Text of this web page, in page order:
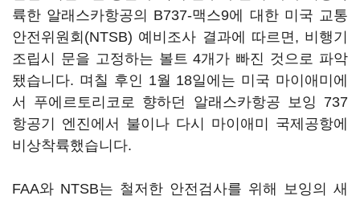
륙한 알래스카항공의 B737-맥스9에 대한 미국 교통
안전위원회(NTSB) 예비조사 결과에 따르면, 비행기
조립시 문을 고정하는 볼트 4개가 빠진 것으로 파악
됐습니다. 며칠 후인 1월 18일에는 미국 마이애미에
서 푸에르토리코로 향하던 알래스카항공 보잉 737
항공기 엔진에서 불이나 다시 마이애미 국제공항에
비상착륙했습니다.
FAA와 NTSB는 철저한 안전검사를 위해 보잉의 새